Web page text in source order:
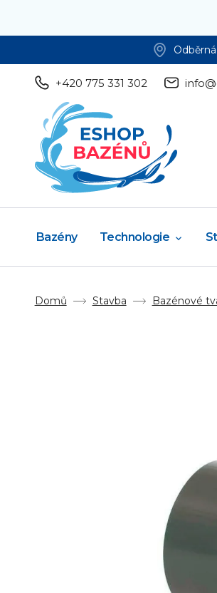
+420 775 331 302
Bazény Technologie
Domů Stavba Bazénové